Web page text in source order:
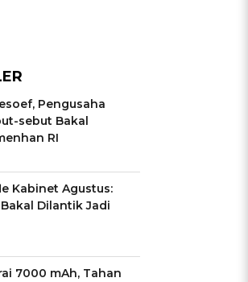
Pengusaha
sebut Bakal
RI
Kabinet Agustus:
Dilantik Jadi
7000 mAh, Tahan